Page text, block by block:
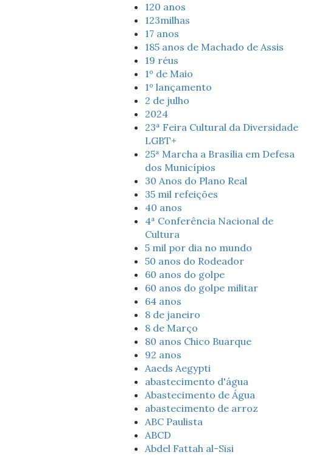
120 anos
123milhas
17 anos
185 anos de Machado de Assis
19 réus
1º de Maio
1º lançamento
2 de julho
2024
23ª Feira Cultural da Diversidade
LGBT+
25ª Marcha a Brasília em Defesa
dos Municípios
30 Anos do Plano Real
35 mil refeições
40 anos
4ª Conferência Nacional de
Cultura
5 mil por dia no mundo
50 anos do Rodeador
60 anos do golpe
60 anos do golpe militar
64 anos
8 de janeiro
8 de Março
80 anos Chico Buarque
92 anos
Aaeds Aegypti
abastecimento d'água
Abastecimento de Água
abastecimento de arroz
ABC Paulista
ABCD
Abdel Fattah al-Sisi